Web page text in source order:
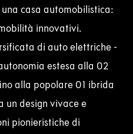
una casa automobilistica:
innovativi.
di auto elettriche -
estesa alla 02
alla popolare 01 ibrida
un design vivace e
pionieristiche di